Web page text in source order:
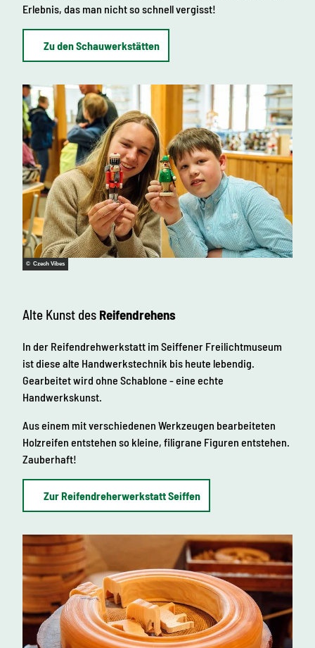
Erlebnis, das man nicht so schnell vergisst!
Zu den Schauwerkstätten
© Czech Vibes
Alte Kunst des Reifendrehens
In der Reifendrehwerkstatt im Seiffener Freilichtmuseum
ist diese alte Handwerkstechnik bis heute lebendig.
Gearbeitet wird ohne Schablone - eine echte
Handwerkskunst.
Aus einem mit verschiedenen Werkzeugen bearbeiteten
Holzreifen entstehen so kleine, filigrane Figuren entstehen.
Zauberhaft!
Zur Reifendreherwerkstatt Seiffen